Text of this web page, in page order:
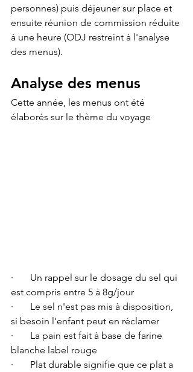
personnes) puis déjeuner sur place et
ensuite réunion de commission réduite
à une heure (ODJ restreint à l'analyse
des menus).
Analyse des menus
Cette année, les menus ont été
élaborés sur le thème du voyage
·       Un rappel sur le dosage du sel qui
est compris entre 5 à 8g/jour
·       Le sel n'est pas mis à disposition,
si besoin l'enfant peut en réclamer
·       La pain est fait à base de farine
blanche label rouge
·       Plat durable signifie que ce plat a